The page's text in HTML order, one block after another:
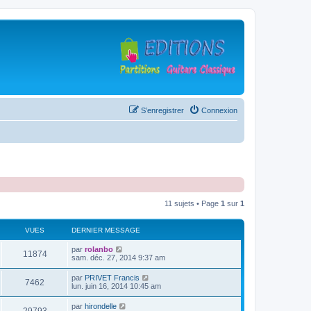
Connexion
S’enregistrer
11 sujets • Page 1 sur 1
VUES DERNIER MESSAGE
11874V
u
s
D
e
i
e
r
m
par rolanbo
sam. déc. 27, 2014 9:37 am
7462
u
D
e
par PRIVET Francis
lun. juin 16, 2014 10:45 am
D
par hirondelle